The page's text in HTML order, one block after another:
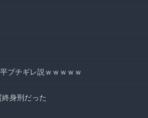
ブチギレ説ｗｗｗｗｗ
身刑だった